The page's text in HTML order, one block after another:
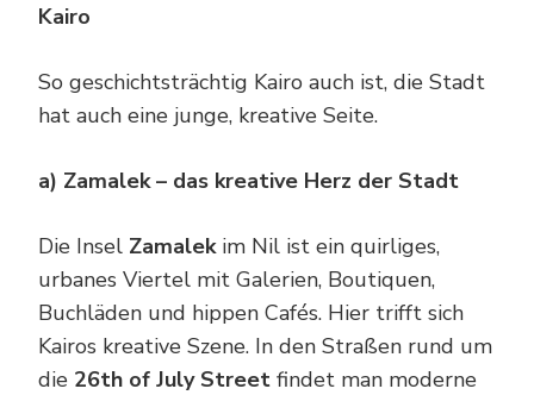
Kairo
So geschichtsträchtig Kairo auch ist, die Stadt
hat auch eine junge, kreative Seite.
a) Zamalek – das kreative Herz der Stadt
Die Insel Zamalekim Nil ist ein quirliges,
urbanes Viertel mit Galerien, Boutiquen,
Buchläden und hippen Cafés. Hier trifft sich
Kairos kreative Szene. In den Straßen rund um
die 26th of July Street findet man moderne